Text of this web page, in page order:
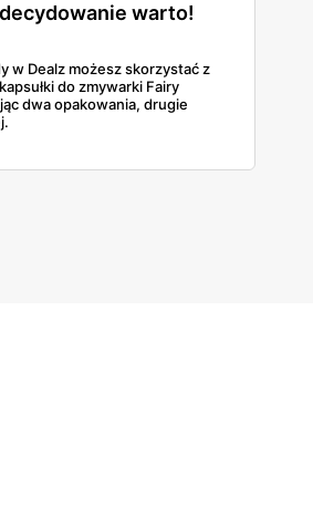
warto!
w Dealz możesz skorzystać z
do zmywarki Fairy
dwa opakowania, drugie